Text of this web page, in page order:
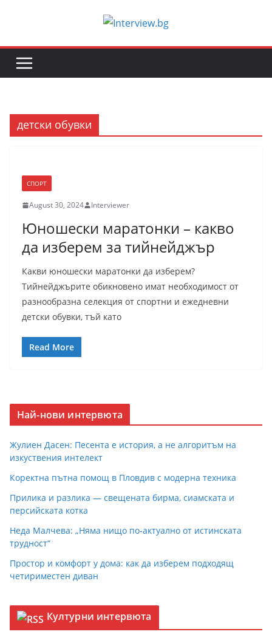
детски обувки
СПОРТ
August 30, 2024 Interviewer
Юношески маратонки – какво
да изберем за тийнейджър
Какви юношески маратонки да изберем?
Тийнейджърите обикновено имат необходимост от
разнообразна селекция от спортни и ежедневни
детски обувки, тъй като
Read More
Най-нови интервюта
Жулиен Дасен: Песента е история, а не алгоритъм на
изкуствения интелект
Коректна пътна помощ в Пловдив с модерна техника
Прилика и разлика — свещената бирма, сиамската и
персийската котка
Неда Малчева: „Няма нищо по-актуално от истинската
трудност“
Простор и комфорт у дома: как да изберем подходящ
четириместен диван
Културни интервюта